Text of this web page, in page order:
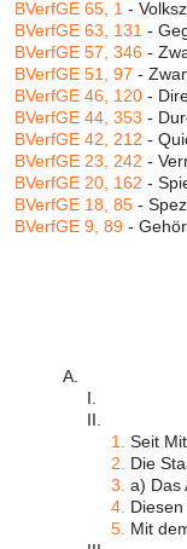
BVerfGE 65, 1 -
BVerfGE 63, 131 -
BVerfGE 57, 346 -
BVerfGE 51, 97 -
BVerfGE 46, 120 -
BVerfGE 44, 353 -
BVerfGE 42, 212 -
BVerfGE 23, 242 -
BVerfGE 20, 162 -
BVerfGE 18, 85 -
BVerfGE 9, 89 -
A.
I.
II.
1.
Seit
2.
Die
3. a) Das
4.
5. Mit